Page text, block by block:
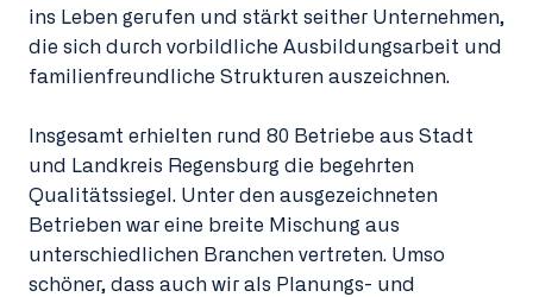
ins Leben gerufen und stärkt seither Unternehmen,
die sich durch vorbildliche Ausbildungsarbeit und
familienfreundliche Strukturen auszeichnen.
Insgesamt erhielten rund 80 Betriebe aus Stadt
und Landkreis Regensburg die begehrten
Qualitätssiegel. Unter den ausgezeichneten
Betrieben war eine breite Mischung aus
unterschiedlichen Branchen vertreten. Umso
schöner, dass auch wir als Planungs- und